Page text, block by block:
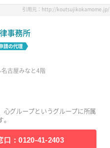
引用元：http://koutsujikokamome.jp/
事務所
請の代理
古屋みなと4階
心グループというグループに所属
口：0120-41-2403